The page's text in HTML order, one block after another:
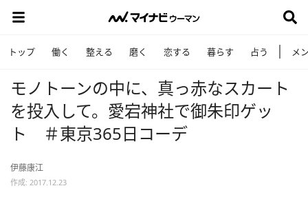
トップ 働く 整える 磨く 恋する 暮らす 占う メ
モノトーンの中に、真っ赤なスカート
を投入して。愛宕神社で御朱印ゲッ
ト ＃東京365日コーデ
伊藤康江
作成: 2017.12.23